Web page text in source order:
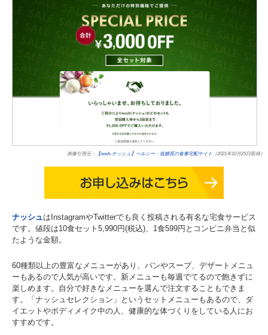
画像引用元： 【nosh-ナッシュ】ヘルシー・低糖質の食事宅配サイト （2021年10月25日取得）
ナッシュ はInstagramやTwitterでも良く投稿される有名な宅食サービス
です。値段は10食セット5,990円(税込)、1食599円とコンビニ弁当と似
たような金額。
60種類以上の豊富なメニューがあり、パンやスープ、デザートメニュ
ーもあるので人気が高いです。新メニューも毎週でてるので飽きずに
楽しめます。自分で好きなメニューを選んで注文することもできま
す。「ナッシュセレクション」というセットメニューもあるので、ダ
イエットやボディメイク中の人、健康的な体づくりをしている人にお
すすめです。